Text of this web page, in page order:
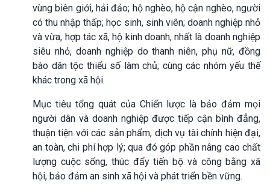
vùng biên giới, hải đảo; hộ nghèo, hộ cận nghèo, người
có thu nhập thấp; học sinh, sinh viên; doanh nghiệp nhỏ
và vừa, hợp tác xã, hộ kinh doanh, nhất là doanh nghiệp
siêu nhỏ, doanh nghiệp do thanh niên, phụ nữ, đồng
bào dân tộc thiểu số làm chủ; cùng các nhóm yếu thế
khác trong xã hội.
Mục tiêu tổng quát của Chiến lược là bảo đảm mọi
người dân và doanh nghiệp được tiếp cận bình đẳng,
thuận tiện với các sản phẩm, dịch vụ tài chính hiện đại,
an toàn, chi phí hợp lý; qua đó góp phần nâng cao chất
lượng cuộc sống, thúc đẩy tiến bộ và công bằng xã
hội, bảo đảm an sinh xã hội và phát triển bền vững.